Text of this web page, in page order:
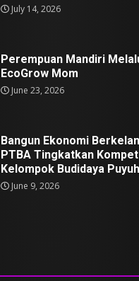
July 14, 2026
Perempuan Mandiri
EcoGrow Mom
June 23, 2026
Bangun Ekonomi
PTBA Tingkatkan
Kelompok Budidaya Puyuh
June 9, 2026